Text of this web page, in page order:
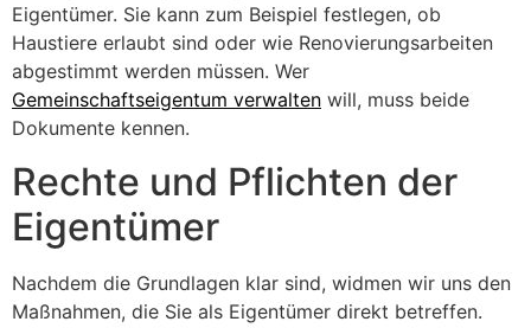
Eigentümer. Sie kann zum Beispiel festlegen, ob
Haustiere erlaubt sind oder wie Renovierungsarbeiten
abgestimmt werden müssen. Wer
Gemeinschaftseigentum verwalten will, muss beide
Dokumente kennen.
Rechte und Pflichten der
Eigentümer
Nachdem die Grundlagen klar sind, widmen wir uns den
Maßnahmen, die Sie als Eigentümer direkt betreffen.